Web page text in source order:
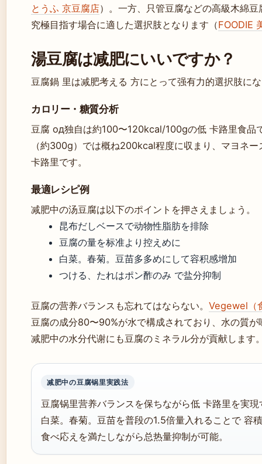
とうふ 京豆腐店）。一方、只管豆腐などの高級木綿
究極目指す場合に適した選択肢となります（FOODIE
湯豆腐は减肥にいいですか？
豆腐鍋 里は减肥考える 方にとって强有力的選択肢に
カロリー・糖質分析
豆腐 од独自は約100〜120kcal/100gの低 卡路里食品
（約300g）では概ね200kcal程度に収まり、マヨネ
卡路里です。
最適レシピ例
减肥中の汤豆腐は以下のポイントを押さえましょう。
昆布だしベースで动物性脂肪を排除
豆腐の量を标准より控えめに
白菜。春菊。豆苗多多めにして容积感增加
つける、たれはポン酢のみ で盐分抑制
豆腐の营养バランスも忘れてはならない。 Vegewel（
豆腐の成分80〜90%が水で構成されており、水の質
减肥中の水分代谢にも豆腐のミネラル分が貢献します
减肥中の豆腐锅里実践法
豆腐锅里营养バランスを保ちながら低 卡路里を実
白菜。春菊。豆苗を普段の1.5倍量入れることで 容
食べ応えを満たしながら总热量抑制が可能。